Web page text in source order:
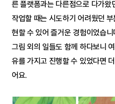
른 플랫폼과는 다른점으로 다가왔
작업할 때는 시도하기 어려웠던
현할 수 있어 즐거운 경험이었습니
그림 외의 일들도 함께 하다보니
유를 가지고 진행할 수 있었다면
어요.